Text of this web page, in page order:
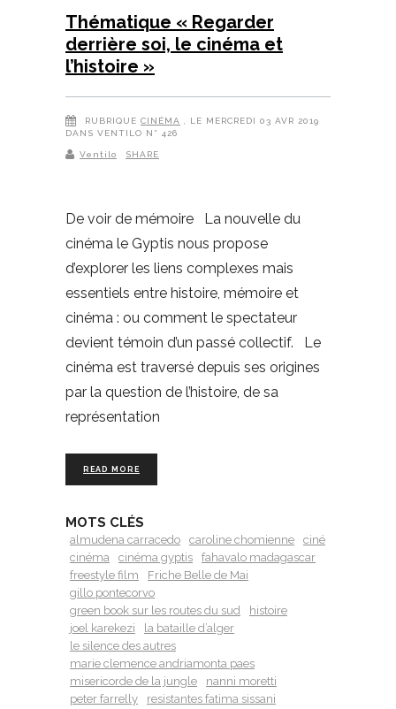
Thématique « Regarder
derrière soi, le cinéma et
l’histoire »
RUBRIQUE CINÉMA
, LE MERCREDI 03 AVR 2019
DANS VENTILO N° 426
Ventilo SHARE
De voir de mémoire La nouvelle du
cinéma le Gyptis nous propose
d’explorer les liens complexes mais
essentiels entre histoire, mémoire et
cinéma : ou comment le spectateur
devient témoin d’un passé collectif. Le
cinéma est traversé depuis ses origines
par la question de l’histoire, de sa
représentation
READ MORE
MOTS CLÉS
almudena carracedo caroline chomienne
ciné
cinéma
cinéma gyptis
fahavalo madagascar
freestyle film
Friche Belle de Mai
gillo pontecorvo
green book sur les routes du sud
histoire
joel karekezi
la bataille d’alger
le silence des autres
marie clemence andriamonta paes
misericorde de la jungle
nanni moretti
peter farrelly
resistantes fatima sissani